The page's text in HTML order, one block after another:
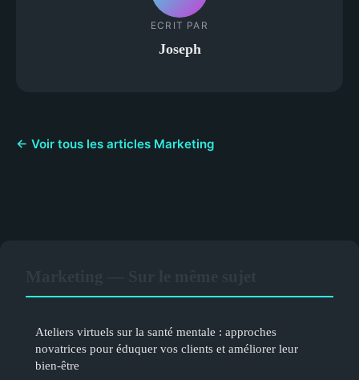
ECRIT PAR
Joseph
← Voir tous les articles Marketing
Ateliers virtuels sur la santé mentale : approches
novatrices pour éduquer vos clients et améliorer leur
bien-être